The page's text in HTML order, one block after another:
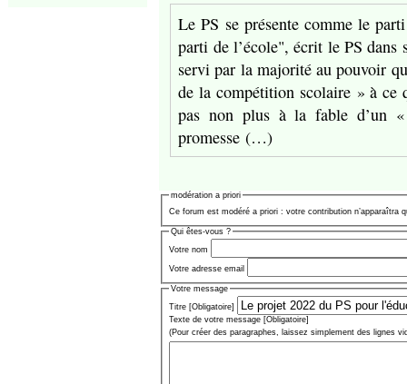
Le PS se présente comme le
parti de l’école", écrit le PS dans
servi par la majorité au pouvoir
de la compétition scolaire » à ce
pas non plus à la fable d’un
promesse (…)
modération a priori
Ce forum est modéré a priori : votre contribution n’apparaîtra
Qui êtes-vous ?
Votre nom
Votre adresse email
Votre message
Titre [Obligatoire]
Texte de votre message [Obligatoire]
(Pour créer des paragraphes, laissez simplement des lignes